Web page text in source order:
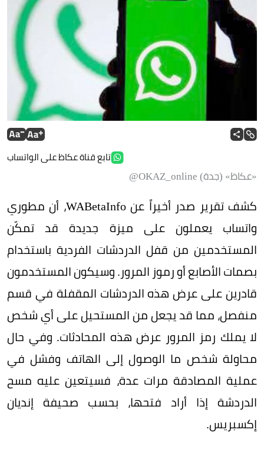
تابع قناة عكاظ على الواتساب
«عكاظ» (جدة) OKAZ_online@
كشف تقرير صدر أخيراً عن WABetaInfo، أن مطوري
واتساب يعملون على ميزة جديدة قد تمكّن
المستخدمين من قفل الدردشات الفردية باستخدام
بصمات الأصابع أو رموز المرور. وسيكون المستخدمون
قادرين على عرض هذه الدردشات المقفلة في قسم
منفصل، مما قد يجعل من المستحيل على أي شخص
لا يملك رمز المرور عرض هذه المحادثات. وفي حال
محاولة شخص ما الوصول إلى الهاتف وفشل في
عملية المصادقة مرات عدة، فسيتعين عليه مسح
الدردشة إذا أراد فتحها، بحسب صحيفة إنديان
إكسبريس.